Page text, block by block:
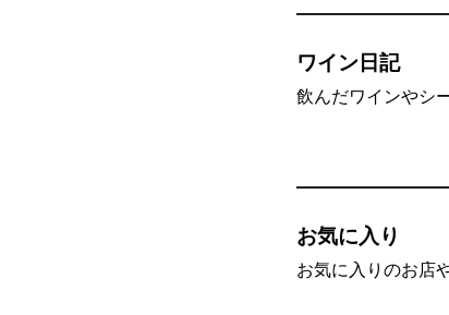
ワイン日記
飲んだワインやシ
お気に入り
お気に入りのお店